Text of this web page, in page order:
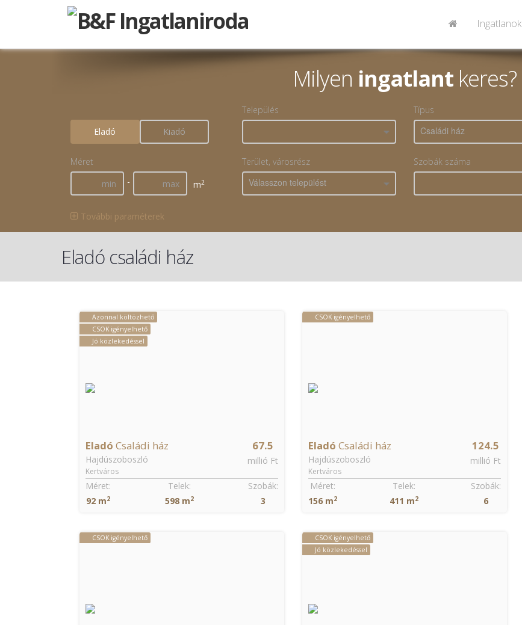
Ingatlanok
Milyen ingatlant keres?
Eladó Kiadó
Település Típus
Családi ház
Méret
-
m2
Terület, városrész
Válasszon települést
Szobák száma
További paraméterek
Eladó családi ház
Azonnal költözhető
CSOK igényelhető
Jó közlekedéssel
67.5
millió Ft
Eladó Családi ház
Hajdúszoboszló
Kertváros
Szobák:
3
Méret:
92 m2
Telek:
598 m2
CSOK igényelhető
124.5
millió Ft
Eladó Családi ház
Hajdúszoboszló
Kertváros
Szobák:
6
Méret:
156 m2
Telek:
411 m2
CSOK igényelhető
CSOK igényelhető
Jó közlekedéssel